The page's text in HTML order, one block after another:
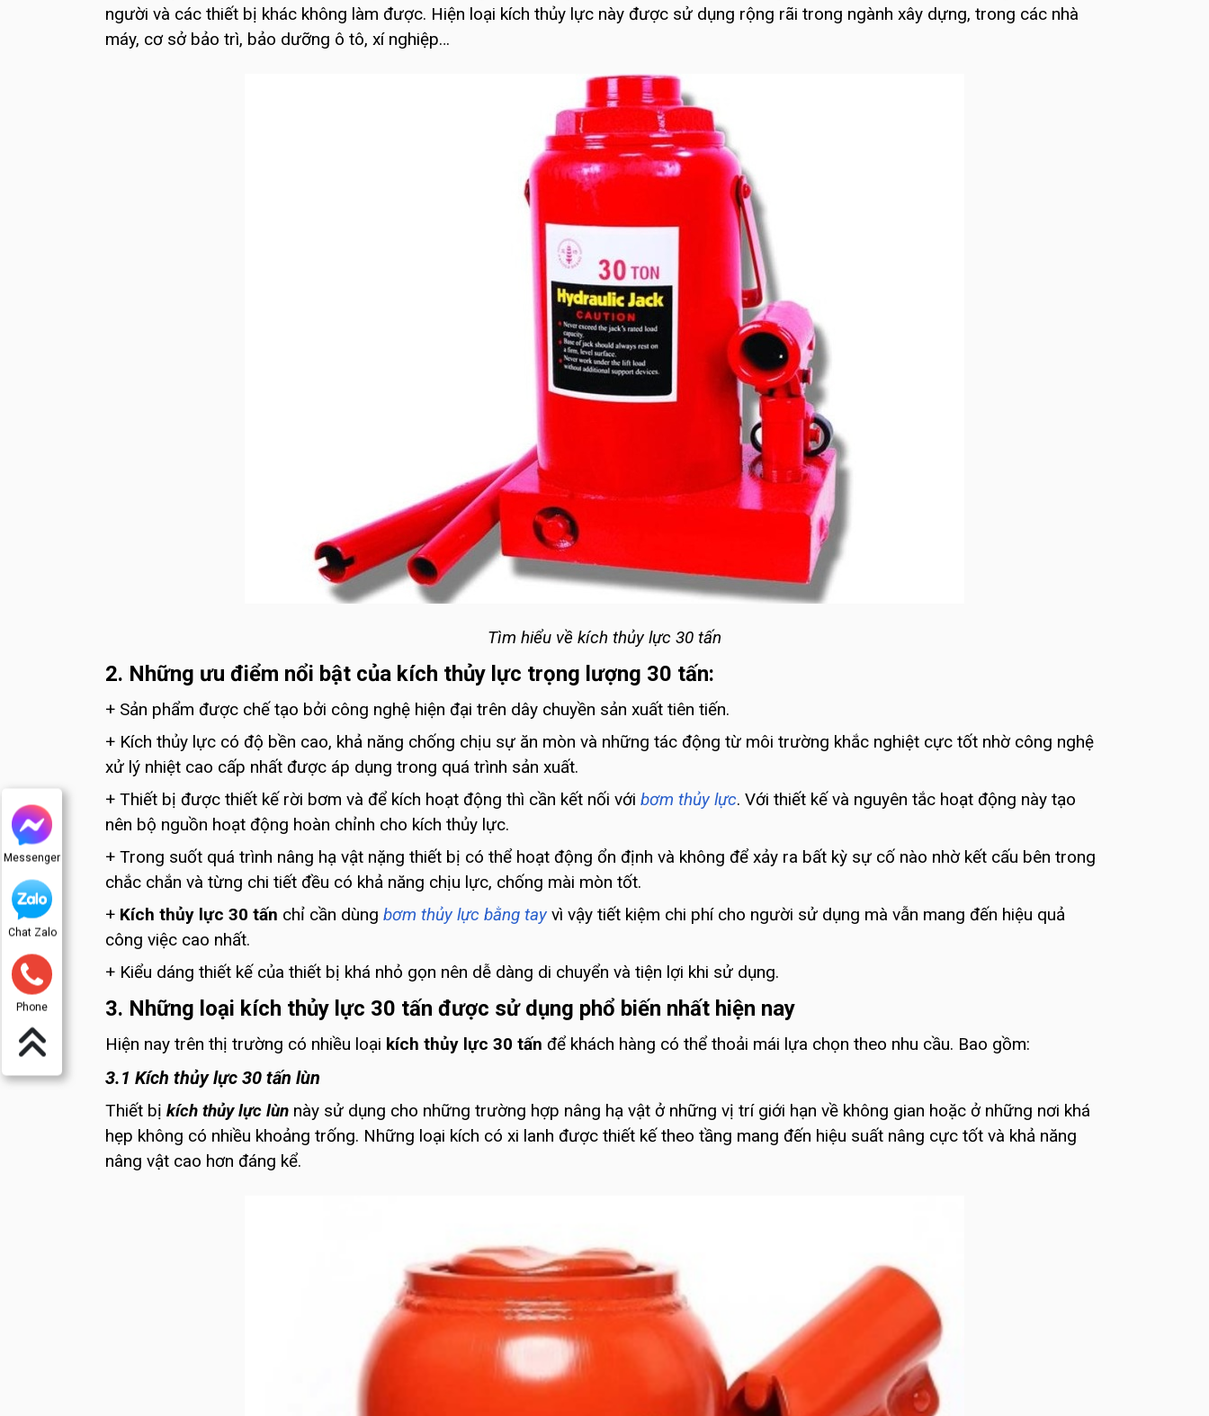
Messenger
Chat Zalo
Phone
người và các thiết bị khác không làm được. Hiện loại kích thủy lực này được sử dụng rộng rãi trong ngành xây dựng, trong các nhà
máy, cơ sở bảo trì, bảo dưỡng ô tô, xí nghiệp…
Tìm hiểu về kích thủy lực 30 tấn
2. Những ưu điểm nổi bật của kích thủy lực trọng lượng 30 tấn:
+ Sản phẩm được chế tạo bởi công nghệ hiện đại trên dây chuyền sản xuất tiên tiến.
+ Kích thủy lực có độ bền cao, khả năng chống chịu sự ăn mòn và những tác động từ môi trường khắc nghiệt cực tốt nhờ công nghệ
xử lý nhiệt cao cấp nhất được áp dụng trong quá trình sản xuất.
+ Thiết bị được thiết kế rời bơm và để kích hoạt động thì cần kết nối với bơm thủy lực. Với thiết kế và nguyên tắc hoạt động này tạo
nên bộ nguồn hoạt động hoàn chỉnh cho kích thủy lực.
+ Trong suốt quá trình nâng hạ vật nặng thiết bị có thể hoạt động ổn định và không để xảy ra bất kỳ sự cố nào nhờ kết cấu bên trong
chắc chắn và từng chi tiết đều có khả năng chịu lực, chống mài mòn tốt.
+ Kích thủy lực 30 tấn chỉ cần dùng bơm thủy lực bằng tay vì vậy tiết kiệm chi phí cho người sử dụng mà vẫn mang đến hiệu quả
công việc cao nhất.
+ Kiểu dáng thiết kế của thiết bị khá nhỏ gọn nên dễ dàng di chuyển và tiện lợi khi sử dụng.
3. Những loại kích thủy lực 30 tấn được sử dụng phổ biến nhất hiện nay
Hiện nay trên thị trường có nhiều loại kích thủy lực 30 tấn để khách hàng có thể thoải mái lựa chọn theo nhu cầu. Bao gồm:
3.1 Kích thủy lực 30 tấn lùn
Thiết bị kích thủy lực lùn này sử dụng cho những trường hợp nâng hạ vật ở những vị trí giới hạn về không gian hoặc ở những nơi khá
hẹp không có nhiều khoảng trống. Những loại kích có xi lanh được thiết kế theo tầng mang đến hiệu suất nâng cực tốt và khả năng
nâng vật cao hơn đáng kể.